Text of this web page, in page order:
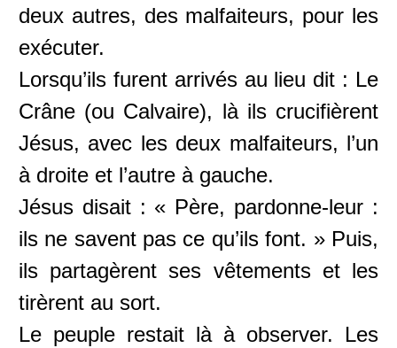
deux autres, des malfaiteurs, pour les
exécuter.
Lorsqu’ils furent arrivés au lieu dit : Le
Crâne (ou Calvaire), là ils crucifièrent
Jésus, avec les deux malfaiteurs, l’un
à droite et l’autre à gauche.
Jésus disait : « Père, pardonne-leur :
ils ne savent pas ce qu’ils font. » Puis,
ils partagèrent ses vêtements et les
tirèrent au sort.
Le peuple restait là à observer. Les